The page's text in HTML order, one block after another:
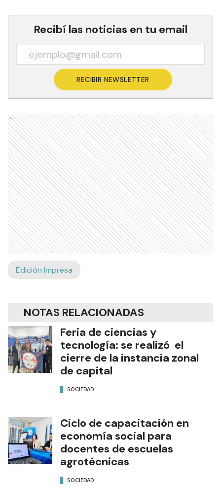
Recibí las noticias en tu email
RECIBIR NEWSLETTER
Ads
Edición Impresa
NOTAS RELACIONADAS
Feria de ciencias y
tecnología: se realizó el
cierre de la instancia zonal
de capital
SOCIEDAD
Ciclo de capacitación en
economía social para
docentes de escuelas
agrotécnicas
SOCIEDAD